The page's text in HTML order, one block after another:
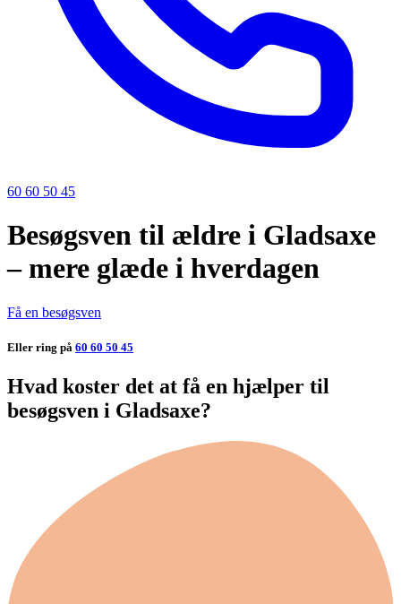
60 60 50 45
Besøgsven til ældre i Gladsaxe
– mere glæde i hverdagen
Få en besøgsven
Eller ring på 60 60 50 45
Hvad koster det at få en hjælper til
besøgsven i Gladsaxe?